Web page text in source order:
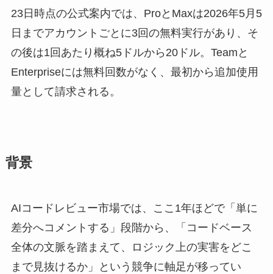
23日時点の公式案内では、ProとMaxは2026年5月5
日までアカウントごとに3回の無料実行があり、そ
の後は1回あたり概ね5ドルから20ドル。Teamと
Enterpriseには無料回数がなく、最初から追加使用
量として請求される。
背景
AIコードレビュー市場では、ここ1年ほどで「単に
差分へコメントする」段階から、「コードベース
全体の文脈を踏まえて、ロジック上の実害をどこ
まで見抜けるか」という競争に軸足が移ってい